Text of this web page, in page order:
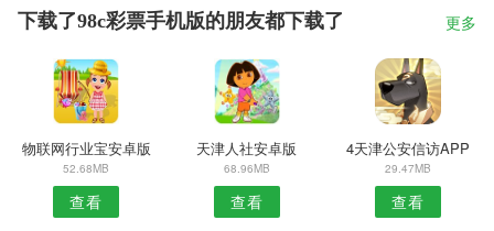
下载了98c彩票手机版的朋友都下载了 更多
物联网行业宝安卓版
52.68MB
查看
天津人社安卓版
68.96MB
查看
4天津公安信访APP
29.47MB
查看